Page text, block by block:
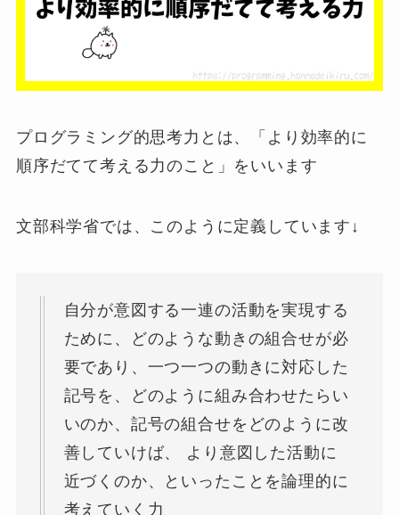
プログラミング的思考力とは、「より効率的に
順序だてて考える力のこと」をいいます
文部科学省では、このように定義しています↓
自分が意図する一連の活動を実現する
ために、どのような動きの組合せが必
要であり、一つ一つの動きに対応した
記号を、どのように組み合わせたらい
いのか、記号の組合せをどのように改
善していけば、 より意図した活動に
近づくのか、といったことを論理的に
考えていく力